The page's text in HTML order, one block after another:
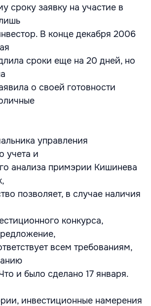
сроку заявку на участие в
В конце декабря 2006
сроки еще на 20 дней, но
о своей готовности
управления
учета и
анализа примэрии Кишинева
позволяет, в случае наличия
конкурса,
всем требованиям,
и было сделано 17 января.
инвестиционные намерения